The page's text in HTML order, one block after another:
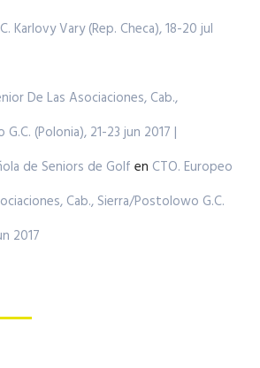
Karlovy Vary (Rep. Checa), 18-20 jul
De Las Asociaciones, Cab.,
(Polonia), 21-23 jun 2017 |
de Seniors de Golf en CTO. Europeo
Cab., Sierra/Postolowo G.C.
2017